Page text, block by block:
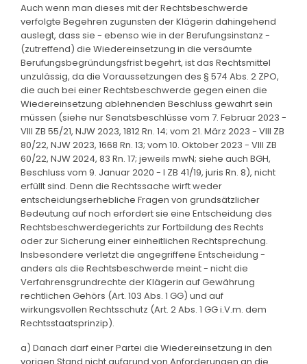
Auch wenn man dieses mit der Rechtsbeschwerde
verfolgte Begehren zugunsten der Klägerin dahingehend
auslegt, dass sie - ebenso wie in der Berufungsinstanz -
(zutreffend) die Wiedereinsetzung in die versäumte
Berufungsbegründungsfrist begehrt, ist das Rechtsmittel
unzulässig, da die Voraussetzungen des § 574 Abs. 2 ZPO,
die auch bei einer Rechtsbeschwerde gegen einen die
Wiedereinsetzung ablehnenden Beschluss gewahrt sein
müssen (siehe nur Senatsbeschlüsse vom 7. Februar 2023 -
VIII ZB 55/21, NJW 2023, 1812 Rn. 14; vom 21. März 2023 - VIII ZB
80/22, NJW 2023, 1668 Rn. 13; vom 10. Oktober 2023 - VIII ZB
60/22, NJW 2024, 83 Rn. 17; jeweils mwN; siehe auch BGH,
Beschluss vom 9. Januar 2020 - I ZB 41/19, juris Rn. 8), nicht
erfüllt sind. Denn die Rechtssache wirft weder
entscheidungserhebliche Fragen von grundsätzlicher
Bedeutung auf noch erfordert sie eine Entscheidung des
Rechtsbeschwerdegerichts zur Fortbildung des Rechts
oder zur Sicherung einer einheitlichen Rechtsprechung.
Insbesondere verletzt die angegriffene Entscheidung -
anders als die Rechtsbeschwerde meint - nicht die
Verfahrensgrundrechte der Klägerin auf Gewährung
rechtlichen Gehörs (Art. 103 Abs. 1 GG) und auf
wirkungsvollen Rechtsschutz (Art. 2 Abs. 1 GG i.V.m. dem
Rechtsstaatsprinzip).
a) Danach darf einer Partei die Wiedereinsetzung in den